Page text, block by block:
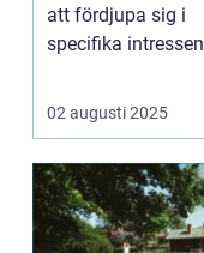
att fördjupa sig i
specifika intressen
02 augusti 2025